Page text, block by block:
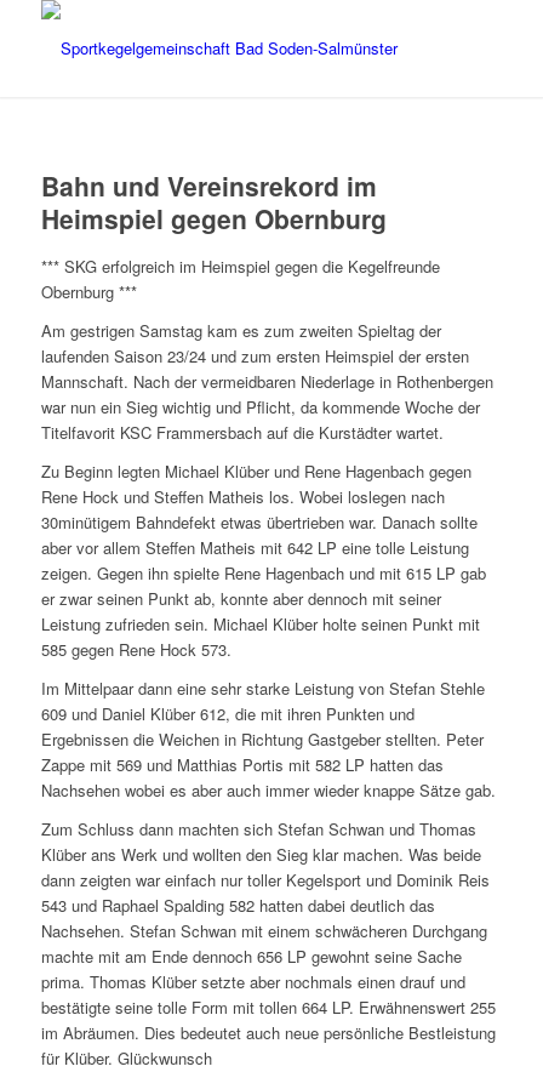
Bahn und Vereinsrekord im
Heimspiel gegen Obernburg
*** SKG erfolgreich im Heimspiel gegen die Kegelfreunde
Obernburg ***
Am gestrigen Samstag kam es zum zweiten Spieltag der
laufenden Saison 23/24 und zum ersten Heimspiel der ersten
Mannschaft. Nach der vermeidbaren Niederlage in Rothenbergen
war nun ein Sieg wichtig und Pflicht, da kommende Woche der
Titelfavorit KSC Frammersbach auf die Kurstädter wartet.
Zu Beginn legten Michael Klüber und Rene Hagenbach gegen
Rene Hock und Steffen Matheis los. Wobei loslegen nach
30minütigem Bahndefekt etwas übertrieben war. Danach sollte
aber vor allem Steffen Matheis mit 642 LP eine tolle Leistung
zeigen. Gegen ihn spielte Rene Hagenbach und mit 615 LP gab
er zwar seinen Punkt ab, konnte aber dennoch mit seiner
Leistung zufrieden sein. Michael Klüber holte seinen Punkt mit
585 gegen Rene Hock 573.
Im Mittelpaar dann eine sehr starke Leistung von Stefan Stehle
609 und Daniel Klüber 612, die mit ihren Punkten und
Ergebnissen die Weichen in Richtung Gastgeber stellten. Peter
Zappe mit 569 und Matthias Portis mit 582 LP hatten das
Nachsehen wobei es aber auch immer wieder knappe Sätze gab.
Zum Schluss dann machten sich Stefan Schwan und Thomas
Klüber ans Werk und wollten den Sieg klar machen. Was beide
dann zeigten war einfach nur toller Kegelsport und Dominik Reis
543 und Raphael Spalding 582 hatten dabei deutlich das
Nachsehen. Stefan Schwan mit einem schwächeren Durchgang
machte mit am Ende dennoch 656 LP gewohnt seine Sache
prima. Thomas Klüber setzte aber nochmals einen drauf und
bestätigte seine tolle Form mit tollen 664 LP. Erwähnenswert 255
im Abräumen. Dies bedeutet auch neue persönliche Bestleistung
für Klüber. Glückwunsch